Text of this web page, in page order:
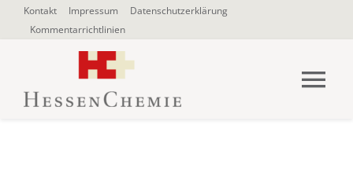
Zum
Inhalt
Kontakt Impressum
Datenschutzerklärung
Kommentarrichtlinien